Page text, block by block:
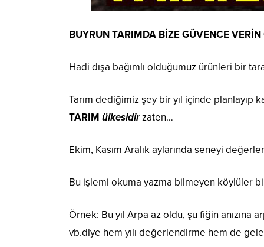
BUYRUN TARIMDA BİZE GÜVENCE VERİN
Hadi dışa bağımlı olduğumuz ürünleri bir
Tarım dediğimiz şey bir yıl içinde planlayıp
TARIM ülkesidirzaten…
Ekim, Kasım Aralık aylarında seneyi
Bu işlemi okuma yazma bilmeyen köylüler
Örnek: Bu yıl Arpa az oldu, şu fiğin anızına
vb.diye hem yılı değerlendirme hem de